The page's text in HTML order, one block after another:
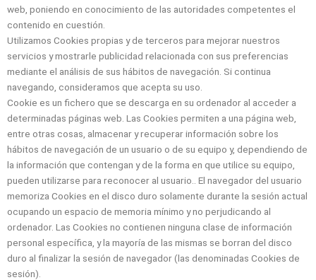
web, poniendo en conocimiento de las autoridades competentes el
contenido en cuestión.
Utilizamos Cookies propias y de terceros para mejorar nuestros
servicios y mostrarle publicidad relacionada con sus preferencias
mediante el análisis de sus hábitos de navegación. Si continua
navegando, consideramos que acepta su uso.
Cookie es un fichero que se descarga en su ordenador al acceder a
determinadas páginas web. Las Cookies permiten a una página web,
entre otras cosas, almacenar y recuperar información sobre los
hábitos de navegación de un usuario o de su equipo y, dependiendo de
la información que contengan y de la forma en que utilice su equipo,
pueden utilizarse para reconocer al usuario.. El navegador del usuario
memoriza Cookies en el disco duro solamente durante la sesión actual
ocupando un espacio de memoria mínimo y no perjudicando al
ordenador. Las Cookies no contienen ninguna clase de información
personal específica, y la mayoría de las mismas se borran del disco
duro al finalizar la sesión de navegador (las denominadas Cookies de
sesión).